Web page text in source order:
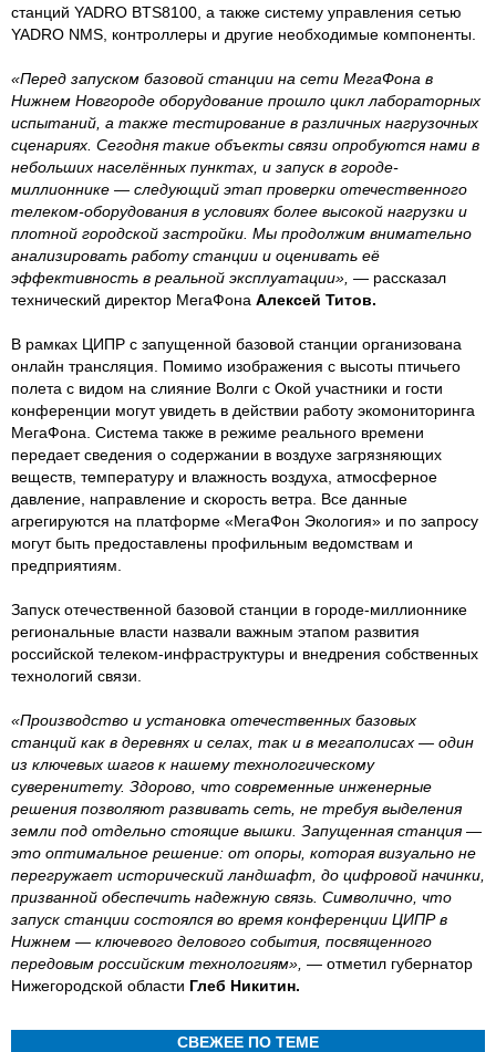
станций YADRO BTS8100, а также систему управления сетью
YADRO NMS, контроллеры и другие необходимые компоненты.
«Перед запуском базовой станции на сети МегаФона в
Нижнем Новгороде оборудование прошло цикл лабораторных
испытаний, а также тестирование в различных нагрузочных
сценариях. Сегодня такие объекты связи опробуются нами в
небольших населённых пунктах, и запуск в городе-
миллионнике — следующий этап проверки отечественного
телеком-оборудования в условиях более высокой нагрузки и
плотной городской застройки. Мы продолжим внимательно
анализировать работу станции и оценивать её
эффективность в реальной эксплуатации», — рассказал
технический директор МегаФона Алексей Титов.
В рамках ЦИПР с запущенной базовой станции организована
онлайн трансляция. Помимо изображения с высоты птичьего
полета с видом на слияние Волги с Окой участники и гости
конференции могут увидеть в действии работу экомониторинга
МегаФона. Система также в режиме реального времени
передает сведения о содержании в воздухе загрязняющих
веществ, температуру и влажность воздуха, атмосферное
давление, направление и скорость ветра. Все данные
агрегируются на платформе «МегаФон Экология» и по запросу
могут быть предоставлены профильным ведомствам и
предприятиям.
Запуск отечественной базовой станции в городе-миллионнике
региональные власти назвали важным этапом развития
российской телеком-инфраструктуры и внедрения собственных
технологий связи.
«Производство и установка отечественных базовых
станций как в деревнях и селах, так и в мегаполисах — один
из ключевых шагов к нашему технологическому
суверенитету. Здорово, что современные инженерные
решения позволяют развивать сеть, не требуя выделения
земли под отдельно стоящие вышки. Запущенная станция —
это оптимальное решение: от опоры, которая визуально не
перегружает исторический ландшафт, до цифровой начинки,
призванной обеспечить надежную связь. Символично, что
запуск станции состоялся во время конференции ЦИПР в
Нижнем — ключевого делового события, посвященного
передовым российским технологиям», — отметил губернатор
Нижегородской области Глеб Никитин.
СВЕЖЕЕ ПО ТЕМЕ